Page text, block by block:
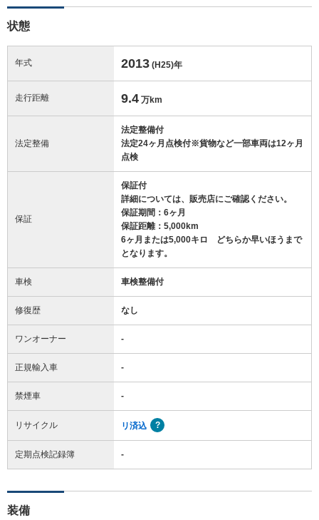
状態
年式 2013 (H25)年
走行距離 9.4 万km
法定整備
法定整備付
法定24ヶ月点検付※貨物など一部車両は12ヶ月
点検
保証
保証付
詳細については、販売店にご確認ください。
保証期間：6ヶ月
保証距離：5,000km
6ヶ月または5,000キロ どちらか早いほうまで
となります。
車検 車検整備付
修復歴 なし
ワンオーナー -
正規輸入車 -
禁煙車 -
リサイクル リ済込
定期点検記録簿 -
装備